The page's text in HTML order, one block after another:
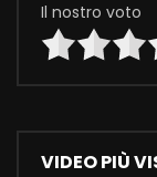
Il nostro voto
VIDEO PIÙ